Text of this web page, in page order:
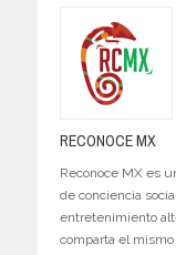
RECONOCE MX
Reconoce MX es
de conciencia
entretenimiento
comparta el